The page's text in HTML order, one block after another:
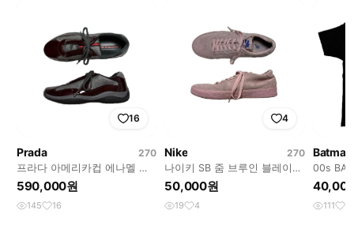
16
Prada
270
프라다 아메리카컵 에나멜 와
590,000원
145 16
4
Nike
270
나이키 SB 줌 브루인 블레이저
스웨이드 핑크 스니커즈 270
50,000원
19 4
Batman
00s
페이딩
111 13